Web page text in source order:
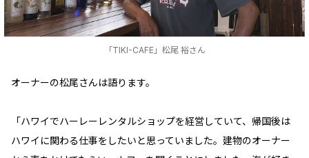
「TIKI-CAFE」松尾 裕さん
オーナーの松尾さんは語ります。
「ハワイでハーレーレンタルショップを経営していて、帰国後は
ハワイに関わる仕事をしたいと思っていました。建物のオーナー